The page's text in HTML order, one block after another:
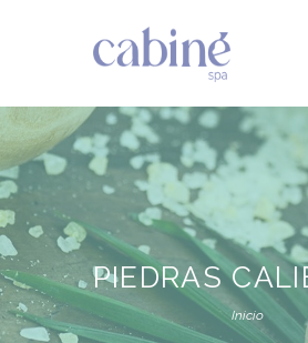
PIEDRAS
Inicio